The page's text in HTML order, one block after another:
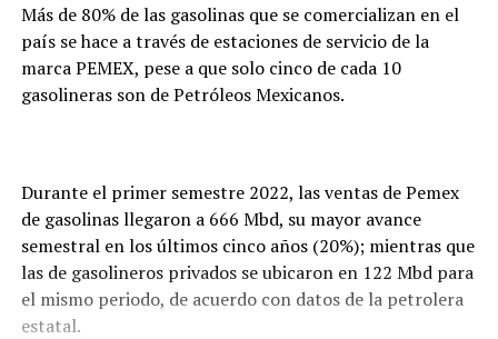
Más de 80% de las gasolinas que se comercializan en el
país se hace a través de estaciones de servicio de la
marca PEMEX, pese a que solo cinco de cada 10
gasolineras son de Petróleos Mexicanos.
Durante el primer semestre 2022, las ventas de Pemex
de gasolinas llegaron a 666 Mbd, su mayor avance
semestral en los últimos cinco años (20%); mientras que
las de gasolineros privados se ubicaron en 122 Mbd para
el mismo periodo, de acuerdo con datos de la petrolera
estatal.